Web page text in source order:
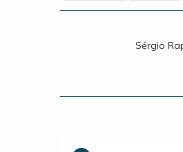
Sérgio